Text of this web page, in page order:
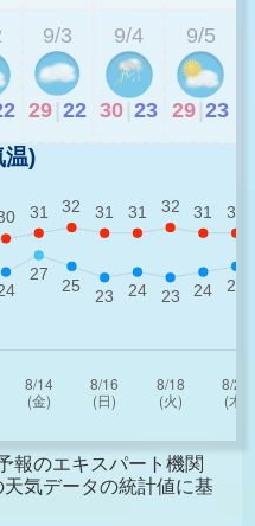
9/3
29 22
9/4
30 23
9/5
29 23
温)
報のエキスパート機関
気データの統計値に基